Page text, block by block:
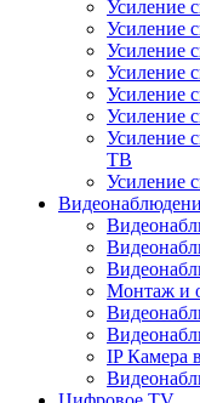
Усиление
Усиление
Усиление
Усиление
Усиление
Усиление
Усиление
ТВ
Усиление
Монтаж и
IP Камера